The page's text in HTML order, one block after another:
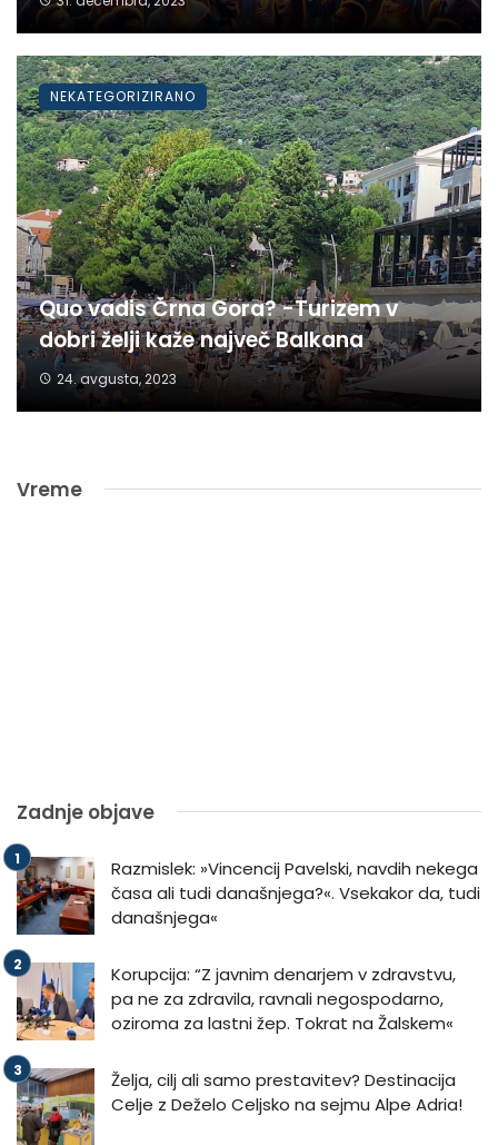
Quo vadis Črna Gora? -Turizem v
dobri želji kaže največ Balkana
24. avgusta, 2023
NEKATEGORIZIRANO
Vreme
Zadnje objave
Razmislek: »Vincencij Pavelski, navdih nekega
časa ali tudi današnjega?«. Vsekakor da, tudi
današnjega«
Korupcija: “Z javnim denarjem v zdravstvu,
pa ne za zdravila, ravnali negospodarno,
oziroma za lastni žep. Tokrat na Žalskem«
Želja, cilj ali samo prestavitev? Destinacija
Celje z Deželo Celjsko na sejmu Alpe Adria!